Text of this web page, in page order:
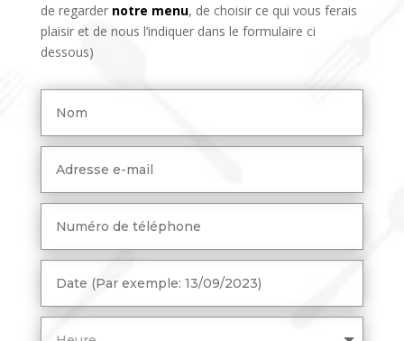
de regarder notre menu, de choisir ce qui vous ferais
plaisir et de nous l’indiquer dans le formulaire ci
dessous)